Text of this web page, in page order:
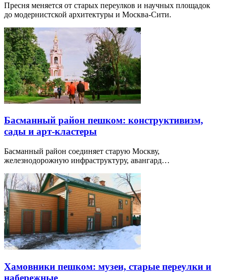
Пресня меняется от старых переулков и научных площадок
до модернистской архитектуры и Москва-Сити.
Басманный район пешком: конструктивизм,
сады и арт-кластеры
Басманный район соединяет старую Москву,
железнодорожную инфраструктуру, авангард…
Хамовники пешком: музеи, старые переулки и
набережные